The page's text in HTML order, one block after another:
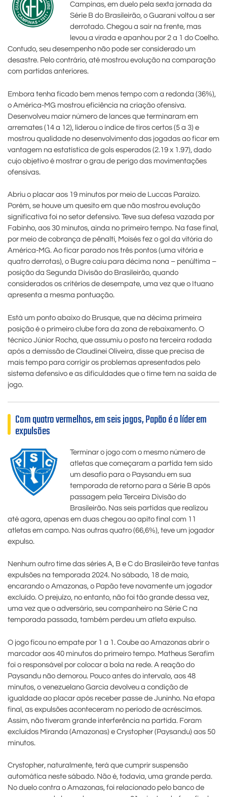
Campinas, em duelo pela sexta jornada da
Série B do Brasileirão, o Guarani voltou a ser
derrotado. Chegou a sair na frente, mas
levou a virada e apanhou por 2 a 1 do Coelho.
Contudo, seu desempenho não pode ser considerado um
desastre. Pelo contrário, até mostrou evolução na comparação
com partidas anteriores.
Embora tenha ficado bem menos tempo com a redonda (36%),
o América-MG mostrou eficiência na criação ofensiva.
Desenvolveu maior número de lances que terminaram em
arremates (14 a 12), liderou o índice de tiros certos (5 a 3) e
mostrou qualidade no desenvolvimento das jogadas ao ficar em
vantagem na estatística de gols esperados (2.19 x 1.97), dado
cujo objetivo é mostrar o grau de perigo das movimentações
ofensivas.
Abriu o placar aos 19 minutos por meio de Luccas Paraizo.
Porém, se houve um quesito em que não mostrou evolução
significativa foi no setor defensivo. Teve sua defesa vazada por
Fabinho, aos 30 minutos, ainda no primeiro tempo. Na fase final,
por meio de cobrança de pênalti, Moisés fez o gol da vitória do
América-MG. Ao ficar parado nos três pontos (uma vitória e
quatro derrotas), o Bugre caiu para décima nona – penúltima –
posição da Segunda Divisão do Brasileirão, quando
considerados os critérios de desempate, uma vez que o Ituano
apresenta a mesma pontuação.
Está um ponto abaixo do Brusque, que na décima primeira
posição é o primeiro clube fora da zona de rebaixamento. O
técnico Júnior Rocha, que assumiu o posto na terceira rodada
após a demissão de Claudinei Oliveira, disse que precisa de
mais tempo para corrigir os problemas apresentados pelo
sistema defensivo e as dificuldades que o time tem na saída de
jogo.
Com quatro vermelhos, em seis jogos, Papão é o líder em
expulsões
Terminar o jogo com o mesmo número de
atletas que começaram a partida tem sido
um desafio para o Paysandu em sua
temporada de retorno para a Série B após
passagem pela Terceira Divisão do
Brasileirão. Nas seis partidas que realizou
até agora, apenas em duas chegou ao apito final com 11
atletas em campo. Nas outras quatro (66,6%), teve um jogador
expulso.
Nenhum outro time das séries A, B e C do Brasileirão teve tantas
expulsões na temporada 2024. No sábado, 18 de maio,
encarando o Amazonas, o Papão teve novamente um jogador
excluído. O prejuízo, no entanto, não foi tão grande dessa vez,
uma vez que o adversário, seu companheiro na Série C na
temporada passada, também perdeu um atleta expulso.
O jogo ficou no empate por 1 a 1. Coube ao Amazonas abrir o
marcador aos 40 minutos do primeiro tempo. Matheus Serafim
foi o responsável por colocar a bola na rede. A reação do
Paysandu não demorou. Pouco antes do intervalo, aos 48
minutos, o venezuelano Garcia devolveu a condição de
igualdade ao placar após receber passe de Juninho. Na etapa
final, as expulsões aconteceram no período de acréscimos.
Assim, não tiveram grande interferência na partida. Foram
excluídos Miranda (Amazonas) e Crystopher (Paysandu) aos 50
minutos.
Crystopher, naturalmente, terá que cumprir suspensão
automática neste sábado. Não é, todavia, uma grande perda.
No duelo contra o Amazonas, foi relacionado pelo banco de